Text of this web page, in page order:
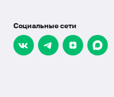
Социальные сети